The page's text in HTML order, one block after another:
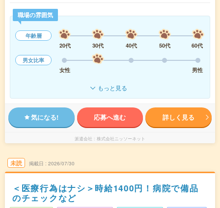
職場の雰囲気
年齢層
20代
30代 40代 50代
60代
男女比率
女性
男性
もっと見る
気になる! 応募へ進む 詳しく見る
派遣会社 株式会社ニッソーネット
未読 掲載日 2026/07/30
＜医療行為はナシ＞時給1400円！病院で備品
のチェックなど